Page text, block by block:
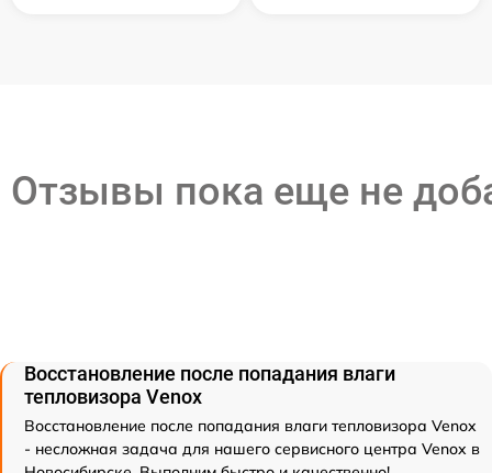
Отзывы пока еще не
Восстановление после попадания влаги
тепловизора Venox
Восстановление после попадания влаги тепловизора Venox
- несложная задача для нашего сервисного центра Venox в